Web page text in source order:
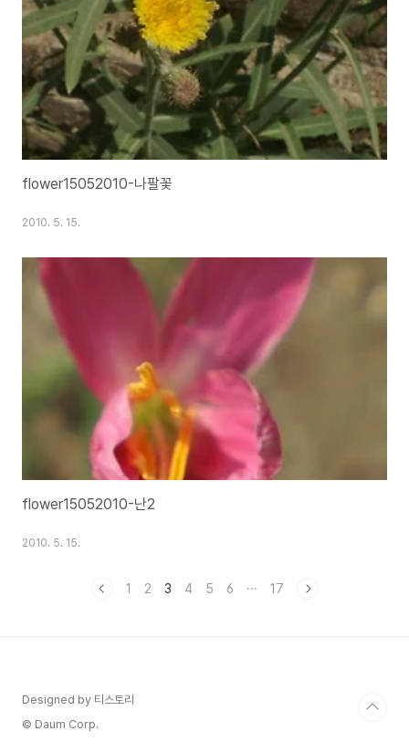
flower15052010-나팔꽃
2010. 5. 15.
flower15052010-난2
2010. 5. 15.
1 2 3 4 5 6 ··· 17
Designed by 티스토리
© Daum Corp.